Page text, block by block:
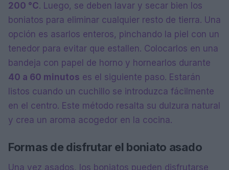
200 °C. Luego, se deben lavar y secar bien los
boniatos para eliminar cualquier resto de tierra. Una
opción es asarlos enteros, pinchando la piel con un
tenedor para evitar que estallen. Colocarlos en una
bandeja con papel de horno y hornearlos durante
40 a 60 minutos es el siguiente paso. Estarán
listos cuando un cuchillo se introduzca fácilmente
en el centro. Este método resalta su dulzura natural
y crea un aroma acogedor en la cocina.
Formas de disfrutar el boniato asado
Una vez asados, los boniatos pueden disfrutarse